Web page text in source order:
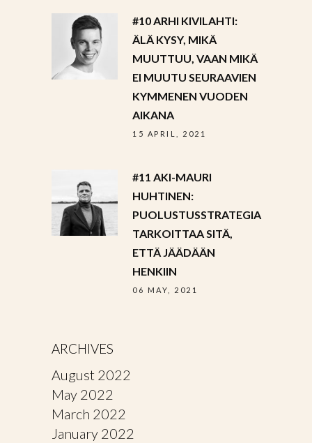
#10 ARHI KIVILAHTI:
ÄLÄ KYSY, MIKÄ
MUUTTUU, VAAN MIKÄ
EI MUUTU SEURAAVIEN
KYMMENEN VUODEN
AIKANA
15 APRIL, 2021
#11 AKI-MAURI
HUHTINEN:
PUOLUSTUSSTRATEGIA
TARKOITTAA SITÄ,
ETTÄ JÄÄDÄÄN
HENKIIN
06 MAY, 2021
ARCHIVES
August 2022
May 2022
March 2022
January 2022